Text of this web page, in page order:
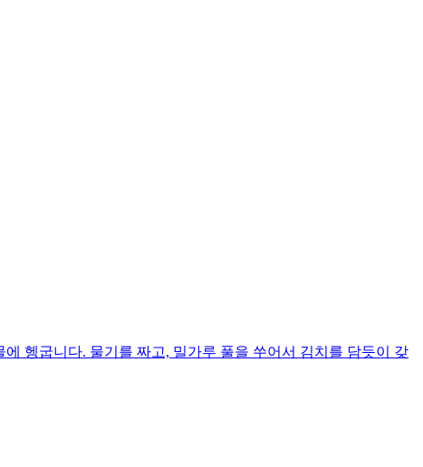
헹굽니다. 물기를 짜고, 밀가루 풀을 쑤어서 김치를 담듯이 갖